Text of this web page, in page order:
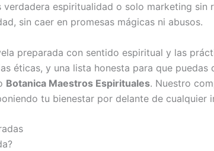
verdadera espiritualidad o solo marketing
sin caer en promesas mágicas ni abusos.
preparada con sentido espiritual y las
éticas, y una lista honesta para que
Botanica Maestros Espirituales. Nuestro
tu bienestar por delante de cualquier